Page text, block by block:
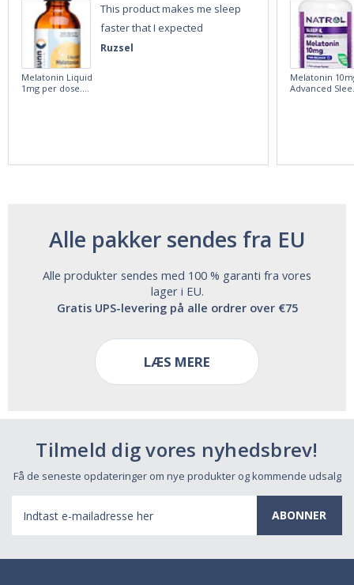
Ruzsel
This product makes me sleep
faster that I expected
Melatonin Liquid
1mg per dose.
Melatonin
Advanced
Alle pakker sendes fra EU
Alle produkter sendes med 100 % garanti fra vores
lager i EU.
Gratis UPS-levering på alle ordrer over €75
LÆS MERE
Tilmeld dig vores nyhedsbrev!
Få de seneste opdateringer om nye produkter og kommende udsalg
mail-
adresse